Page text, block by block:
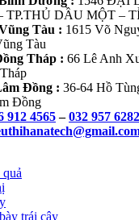
TP.THỦ DẦU MỘT –
Tàu : 1615 Võ
Tàu
Tháp : 66 Lê Anh
Đồng : 36-64 Hồ
Đồng
912 4565–032 957 6282
trái cây